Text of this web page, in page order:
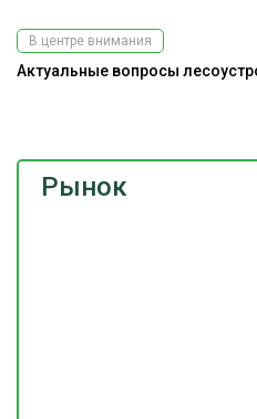
Рынок
В центре внимания
Актуальные вопросы